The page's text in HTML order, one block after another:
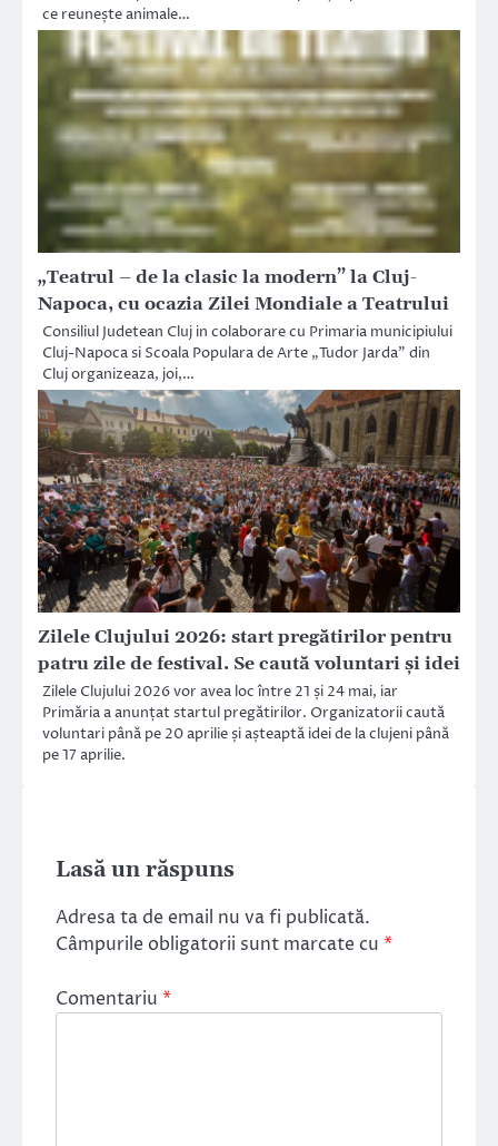
ce reunește animale…
„Teatrul – de la clasic la modern” la Cluj-
Napoca, cu ocazia Zilei Mondiale a Teatrului
Consiliul Judetean Cluj in colaborare cu Primaria municipiului
Cluj-Napoca si Scoala Populara de Arte „Tudor Jarda” din
Cluj organizeaza, joi,…
Zilele Clujului 2026: start pregătirilor pentru
patru zile de festival. Se caută voluntari și idei
Zilele Clujului 2026 vor avea loc între 21 și 24 mai, iar
Primăria a anunțat startul pregătirilor. Organizatorii caută
voluntari până pe 20 aprilie și așteaptă idei de la clujeni până
pe 17 aprilie.
Lasă un răspuns
Adresa ta de email nu va fi publicată.
Câmpurile obligatorii sunt marcate cu *
Comentariu *